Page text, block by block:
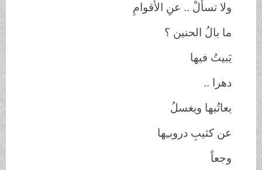
ولا تسألْ .. عنِ الأقوامِ
ما بالُ الحنين ؟
يَبيتُ فيها
دهرا ..
يعاتُبها ويغسلُ
عن كثيبِ دروبـِها
وجعاً